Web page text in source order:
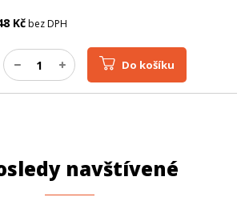
Kčbez DPH
Do košíku
navštívené